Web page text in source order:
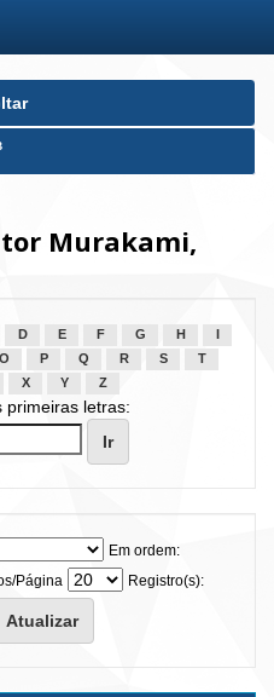
Murakami,
D E F G H
O P Q R S
T
X Y Z
primeiras letras:
Em ordem:
Página
Registro(s):